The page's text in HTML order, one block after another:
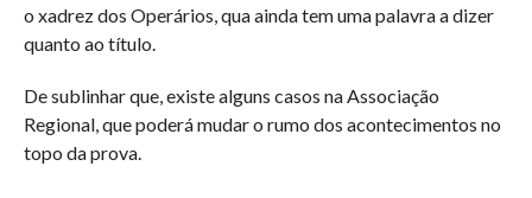
o xadrez dos Operários, qua ainda tem uma palavra a dizer
quanto ao título.
De sublinhar que, existe alguns casos na Associação
Regional, que poderá mudar o rumo dos acontecimentos no
topo da prova.